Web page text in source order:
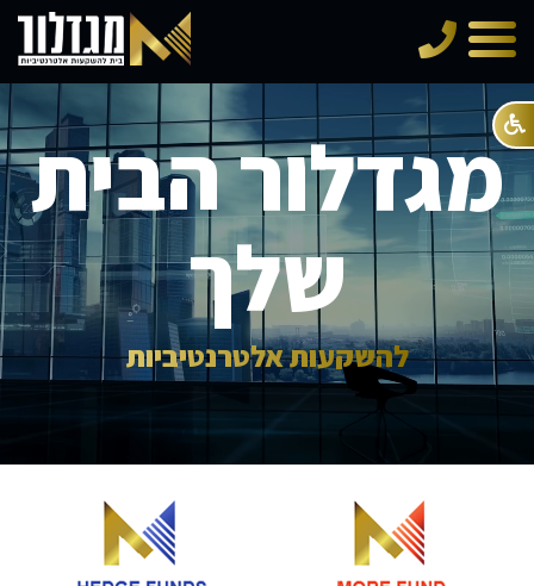
תפריט
מגדלור הבית
שלך
להשקעות אלטרנטיביות